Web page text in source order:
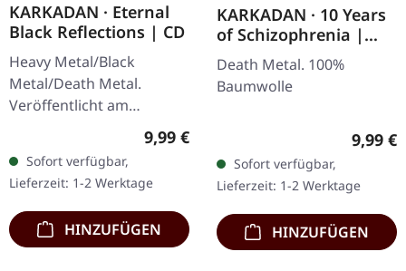
KARKADAN · Eternal
Black Reflections | CD
Heavy Metal/Black
Metal/Death Metal.
Veröffentlicht am
19.01.2002, auf Supreme
Chaos Records. CD im
Jewelcase. Neuauflage mit
neuem Artwork,…
Regulärer Preis:
9,99 €
Sofort verfügbar,
Lieferzeit: 1-2 Werktage
HINZUFÜGEN
KARKADAN · 10 Years
of Schizophrenia |
LONGSLEEVE
Death Metal. 100%
Baumwolle
9,99 €
Sofort verfügbar,
Lieferzeit: 1-2 Werktage
HINZUFÜGEN